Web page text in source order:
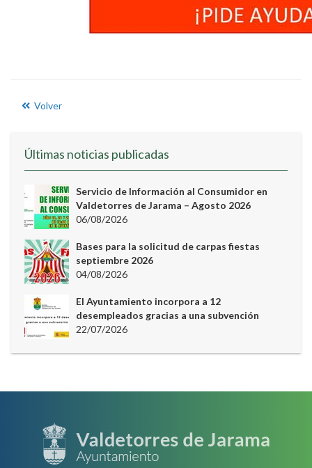
Volver
Últimas noticias publicadas
Servicio de Información al Consumidor en
Valdetorres de Jarama – Agosto 2026
06/08/2026
Bases para la solicitud de carpas fiestas
septiembre 2026
04/08/2026
El Ayuntamiento incorpora a 12
desempleados gracias a una subvención
22/07/2026